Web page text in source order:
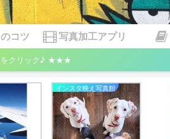
コツ 写真加工アプリ
をクリック♪ ★★★
インスタ映え写真館